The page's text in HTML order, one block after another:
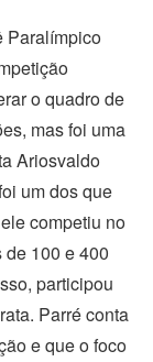
Paralímpico
o quadro de
mas foi uma
Ariosvaldo
um dos que
competiu no
100 e 400
participou
Parré conta
e que o foco